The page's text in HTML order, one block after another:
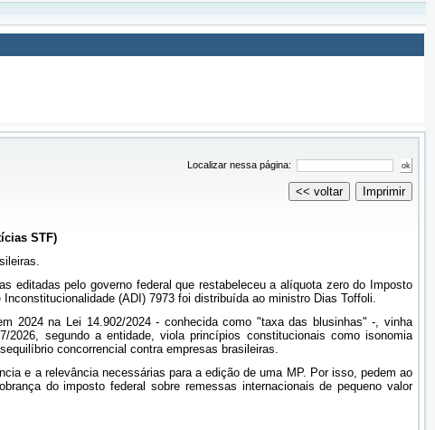
Localizar nessa página:
<< voltar Imprimir
STF)
editadas pelo governo federal que restabeleceu a alíquota zero do Imposto
(ADI) 7973 foi distribuída ao ministro Dias Toffoli.
2024 na Lei 14.902/2024 - conhecida como "taxa das blusinhas" -, vinha
2026, segundo a entidade, viola princípios constitucionais como isonomia
concorrencial contra empresas brasileiras.
e a relevância necessárias para a edição de uma MP. Por isso, pedem ao
do imposto federal sobre remessas internacionais de pequeno valor